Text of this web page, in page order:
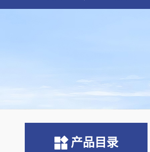
产品目录